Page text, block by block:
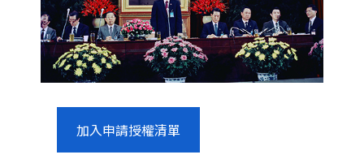
加入申請授權清單